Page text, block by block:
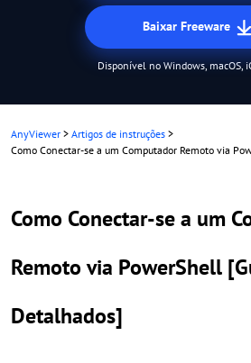
Baixar Freeware
Disponível no Windows, macOS,
AnyViewer > Artigos de instruções >
Como Conectar-se a um Computador Remoto via
Como Conectar-se a um
Remoto via PowerShell
Detalhados]